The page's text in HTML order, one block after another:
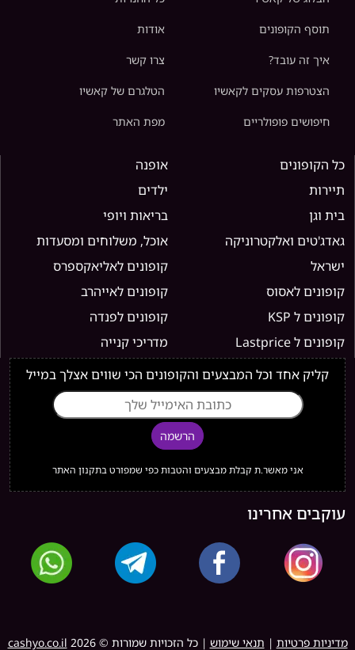
תוסף הקופונים אודות
איך זה עובד? צרו קשר
הצטרפות עסקים לקאשיו הטלגרם של קאשיו
חיפושים פופולריים מפת האתר
כל הקופונים
אופנה
תיירות
ילדים
בית וגן
בריאות ויופי
גאדג'טים ואלקטרוניקה
אוכל, משלוחים ומסעדות
ישראל
קופונים לאליאקספרס
קופונים לאסוס
קופונים לאייהרב
קופונים ל KSP
קופונים לפנדה
קופונים ל Lastprice
מדריכי קנייה
קליק אחד וכל המבצעים והקופונים הכי שווים אצלך במייל
הרשמה
אני מאשר.ת קבלת מבצעים והטבות כפי שמפורט בתקנון האתר
עוקבים אחרינו
מדיניות פרטיות | תנאי שימוש | כל הזכויות שמורות © cashyo.co.il 2026